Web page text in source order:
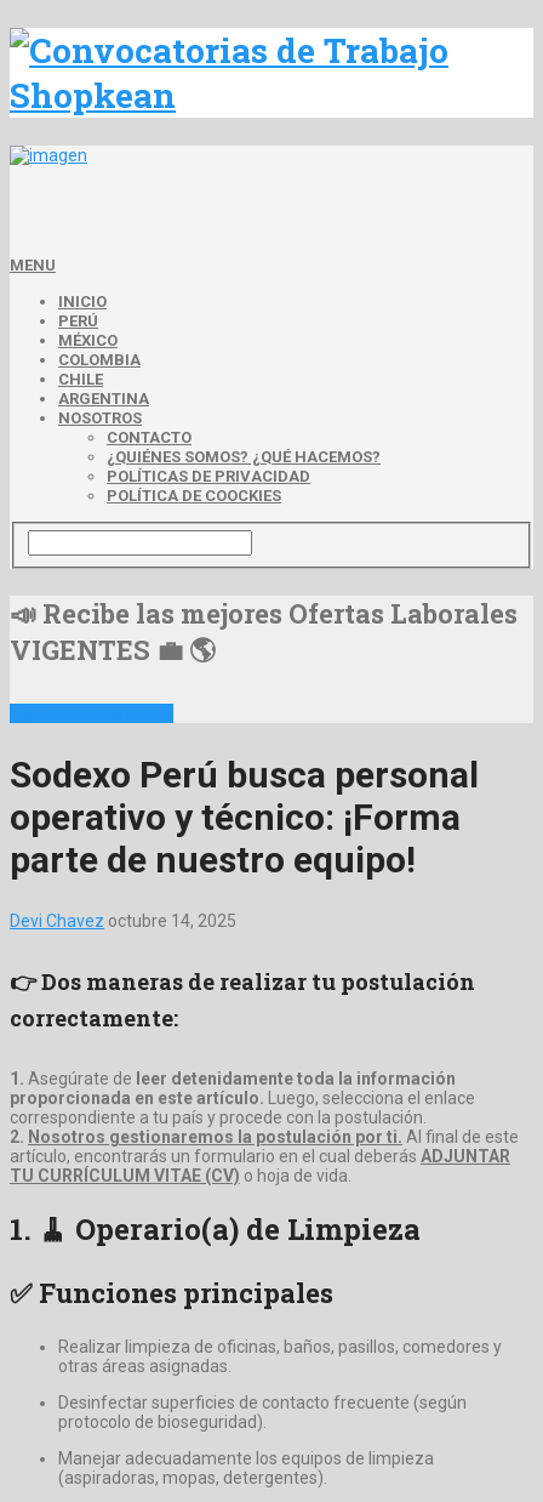
MENU
INICIO
PERÚ
MÉXICO
COLOMBIA
CHILE
ARGENTINA
NOSOTROS
CONTACTO
¿QUIÉNES SOMOS? ¿QUÉ HACEMOS?
POLÍTICAS DE PRIVACIDAD
POLÍTICA DE COOCKIES
📣 Recibe las mejores Ofertas Laborales
VIGENTES 💼 🌎
Sodexo Perú busca personal
operativo y técnico: ¡Forma
parte de nuestro equipo!
Devi Chavez octubre 14, 2025
👉 Dos maneras de realizar tu postulación
correctamente:
1. Asegúrate de leer detenidamente toda la información
proporcionada en este artículo. Luego, selecciona el enlace
correspondiente a tu país y procede con la postulación.
2. Nosotros gestionaremos la postulación por ti. Al final de este
artículo, encontrarás un formulario en el cual deberás ADJUNTAR
TU CURRÍCULUM VITAE (CV) o hoja de vida.
1. 🧹 Operario(a) de Limpieza
✅ Funciones principales
Realizar limpieza de oficinas, baños, pasillos, comedores y
otras áreas asignadas.
Desinfectar superficies de contacto frecuente (según
protocolo de bioseguridad).
Manejar adecuadamente los equipos de limpieza
(aspiradoras, mopas, detergentes).